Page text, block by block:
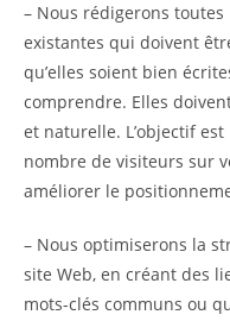
– Nous rédigerons toutes
existantes qui doivent
qu’elles soient bien
comprendre. Elles
et naturelle. L’objectif
nombre de visiteurs sur
améliorer le
– Nous optimiserons la
site Web, en créant des
mots-clés communs ou